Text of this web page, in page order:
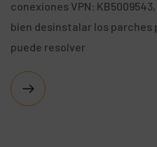
conexiones VPN: KB5009543,
bien desinstalar los parches
puede resolver